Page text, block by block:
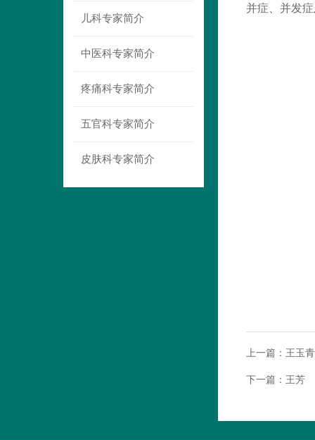
儿科专家简介
中医科专家简介
疼痛科专家简介
五官科专家简介
皮肤科专家简介
并症、并发
上一篇： 王玉青
下一篇： 王芳